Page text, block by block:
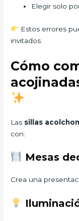
Elegir solo
Estos errores
invitados.
Cómo
Las sillas
con:
Mesas
Crea una